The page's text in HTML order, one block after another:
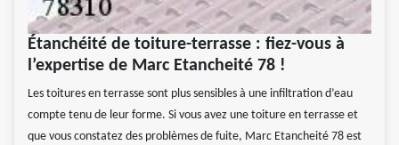
Étanchéité de toiture-terrasse : fiez-vous à
l’expertise de Marc Etancheité 78 !
Les toitures en terrasse sont plus sensibles à une infiltration d’eau
compte tenu de leur forme. Si vous avez une toiture en terrasse et
que vous constatez des problèmes de fuite, Marc Etancheité 78 est